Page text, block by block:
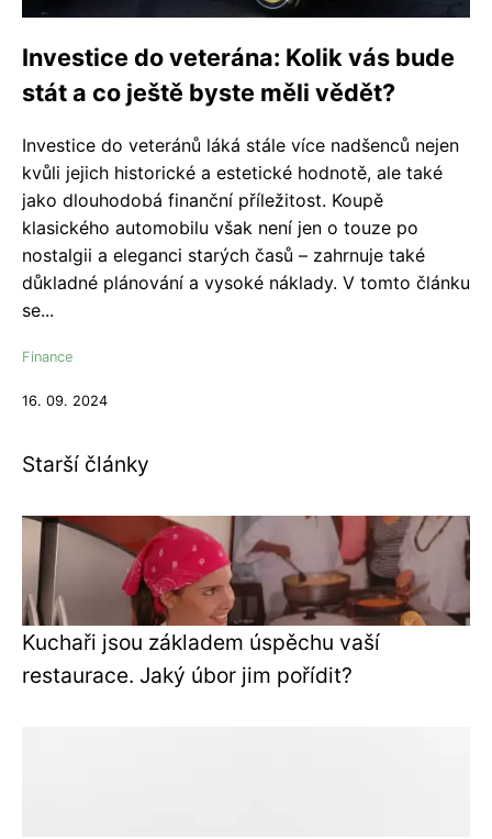
Investice do veterána: Kolik vás bude
stát a co ještě byste měli vědět?
Investice do veteránů láká stále více nadšenců nejen
kvůli jejich historické a estetické hodnotě, ale také
jako dlouhodobá finanční příležitost. Koupě
klasického automobilu však není jen o touze po
nostalgii a eleganci starých časů – zahrnuje také
důkladné plánování a vysoké náklady. V tomto článku
se...
Finance
16. 09. 2024
Starší články
Kuchaři jsou základem úspěchu vaší
restaurace. Jaký úbor jim pořídit?